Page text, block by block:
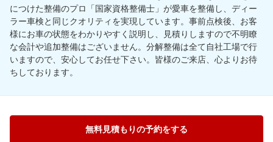
につけた整備のプロ「国家資格整備士」が愛車を整備し、ディー
ラー車検と同じクオリティを実現しています。事前点検後、お客
様にお車の状態をわかりやすく説明し、見積りしますので不明瞭
な会計や追加整備はございません。分解整備は全て自社工場で行
いますので、安心してお任せ下さい。皆様のご来店、心よりお待
ちしております。
無料見積もりの予約をする